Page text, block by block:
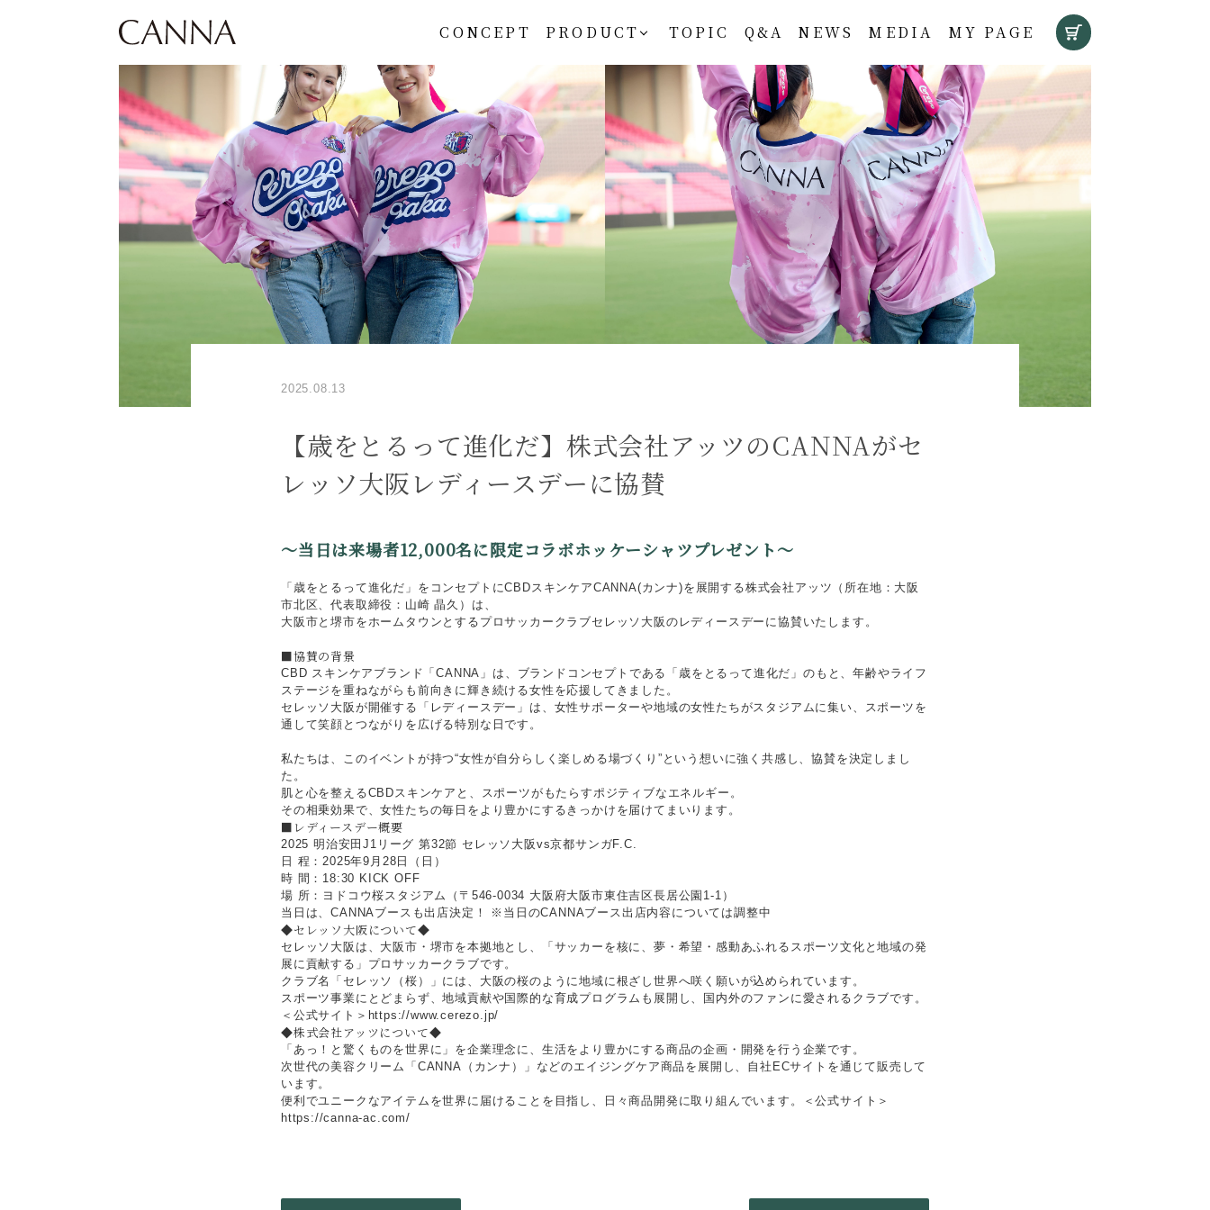
CANNA サイト内メニュー
CONCEPT PRODUCT TOPIC Q&A NEWS MEDIA MY PAGE
2025.08.13
【歳をとるって進化だ】株式会社アッツのCANNAがセ
レッソ大阪レディースデーに協賛
～当日は来場者12,000名に限定コラボホッケーシャツプレゼント～
「歳をとるって進化だ」をコンセプトにCBDスキンケアCANNA(カンナ)を展開する株式会社アッツ（所在地：大阪
市北区、代表取締役：山崎 晶久）は、
大阪市と堺市をホームタウンとするプロサッカークラブセレッソ大阪のレディースデーに協賛いたします。
■協賛の背景
CBD スキンケアブランド「CANNA」は、ブランドコンセプトである「歳をとるって進化だ」のもと、年齢やライフ
ステージを重ねながらも前向きに輝き続ける女性を応援してきました。
セレッソ大阪が開催する「レディースデー」は、女性サポーターや地域の女性たちがスタジアムに集い、スポーツを
通して笑顔とつながりを広げる特別な日です。
私たちは、このイベントが持つ“女性が自分らしく楽しめる場づくり”という想いに強く共感し、協賛を決定しまし
た。
肌と心を整えるCBDスキンケアと、スポーツがもたらすポジティブなエネルギー。
その相乗効果で、女性たちの毎日をより豊かにするきっかけを届けてまいります。
■レディースデー概要
2025 明治安田J1リーグ 第32節 セレッソ大阪vs京都サンガF.C.
日 程：2025年9月28日（日）
時 間：18:30 KICK OFF
場 所：ヨドコウ桜スタジアム（〒546-0034 大阪府大阪市東住吉区長居公園1-1）
当日は、CANNAブースも出店決定！ ※当日のCANNAブース出店内容については調整中
◆セレッソ大阪について◆
セレッソ大阪は、大阪市・堺市を本拠地とし、「サッカーを核に、夢・希望・感動あふれるスポーツ文化と地域の発
展に貢献する」プロサッカークラブです。
クラブ名「セレッソ（桜）」には、大阪の桜のように地域に根ざし世界へ咲く願いが込められています。
スポーツ事業にとどまらず、地域貢献や国際的な育成プログラムも展開し、国内外のファンに愛されるクラブです。
＜公式サイト＞https://www.cerezo.jp/
◆株式会社アッツについて◆
「あっ！と驚くものを世界に」を企業理念に、生活をより豊かにする商品の企画・開発を行う企業です。
次世代の美容クリーム「CANNA（カンナ）」などのエイジングケア商品を展開し、自社ECサイトを通じて販売して
います。
便利でユニークなアイテムを世界に届けることを目指し、日々商品開発に取り組んでいます。＜公式サイト＞
https://canna-ac.com/